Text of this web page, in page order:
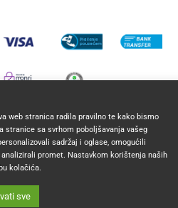
Sva prava zadržana.
web stranica radila pravilno te kako bismo
stranice sa svrhom poboljšavanja vašeg
sadržaj i oglase, omogućili
promet. Nastavkom korištenja naših
kolačića.
sve